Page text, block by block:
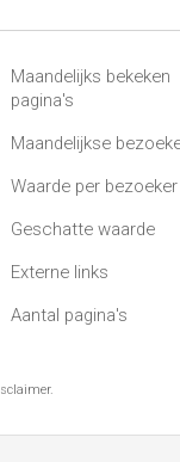
Maandelijks bekeken
pagina's
Maandelijkse
Waarde per bezoeker
Geschatte waarde
Externe links
Aantal pagina's